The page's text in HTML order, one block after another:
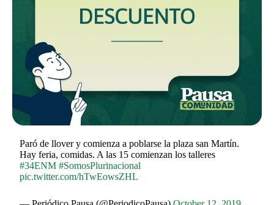
Paró de llover y comienza a poblarse la plaza san Martín.
Hay feria, comidas. A las 15 comienzan los talleres
#34ENM #SomosPlurinacional
pic.twitter.com/hTwEowsZHL